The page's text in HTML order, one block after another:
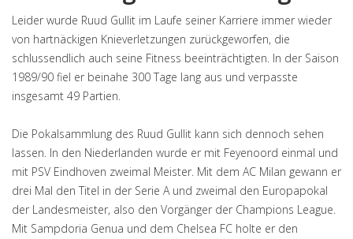
Leider wurde Ruud Gullit im Laufe seiner Karriere immer wieder
von hartnäckigen Knieverletzungen zurückgeworfen, die
schlussendlich auch seine Fitness beeinträchtigten. In der Saison
1989/90 fiel er beinahe 300 Tage lang aus und verpasste
insgesamt 49 Partien.
Die Pokalsammlung des Ruud Gullit kann sich dennoch sehen
lassen. In den Niederlanden wurde er mit Feyenoord einmal und
mit PSV Eindhoven zweimal Meister. Mit dem AC Milan gewann er
drei Mal den Titel in der Serie A und zweimal den Europapokal
der Landesmeister, also den Vorgänger der Champions League.
Mit Sampdoria Genua und dem Chelsea FC holte er den